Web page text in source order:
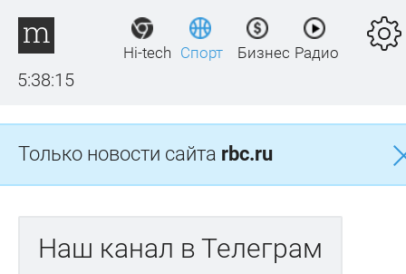
5:38:15
Hi-tech Спорт Бизнес Радио
Только новости сайта rbc.ru
Наш канал в Телеграм